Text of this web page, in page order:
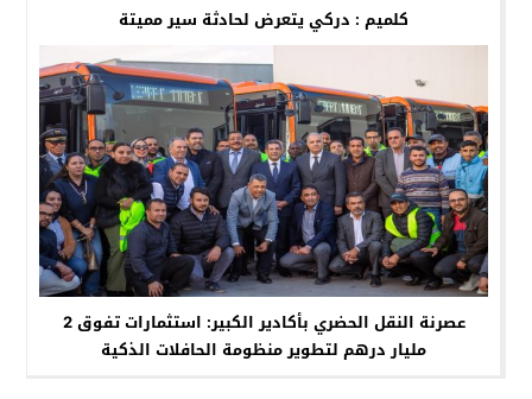
كلميم : دركي يتعرض لحادثة سير مميتة
عصرنة النقل الحضري بأكادير الكبير: استثمارات تفوق 2
مليار درهم لتطوير منظومة الحافلات الذكية